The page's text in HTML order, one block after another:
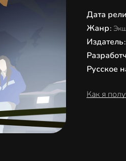
Дата
Жанр:
Издатель:
Русское
Как я